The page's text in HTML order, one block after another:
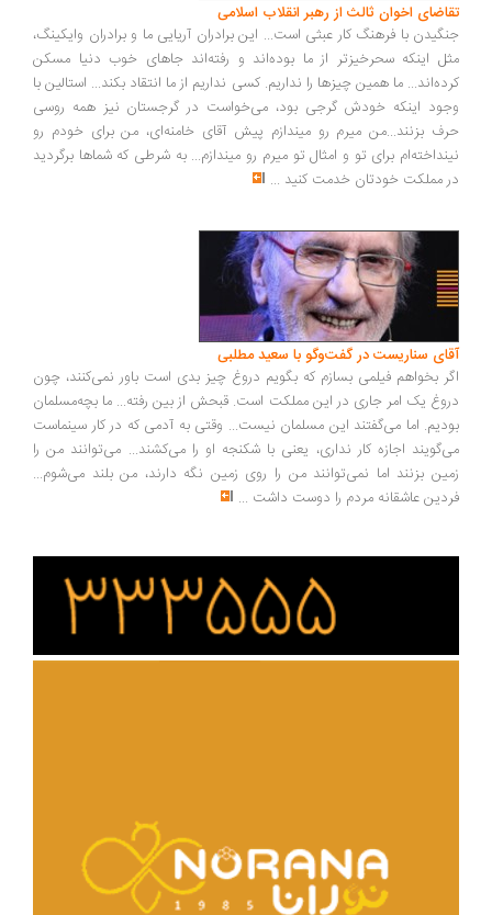
اخوان ثالث از رهبر انقلاب اسلامی
با فرهنگ کار عبثی است... این برادران آریایی ما و برادران وایکینگ،
اینکه سحرخیزتر از ما بوده‌اند و رفته‌اند جاهای خوب دنیا مسکن
ما همین چیزها را نداریم. کسی نداریم از ما انتقاد بکند... استالین با
اینکه خودش گرجی بود، می‌خواست در گرجستان نیز همه روسی
بزنند...من میرم رو میندازم پیش آقای خامنه‌ای، من برای خودم رو
برای تو و امثال تو میرم رو میندازم... به شرطی که شماها برگردید
مملکت خودتان خدمت کنید...
سناریست در گفت‌وگو با سعید مطلبی
بخواهم فیلمی بسازم که بگویم دروغ چیز بدی است باور نمی‌کنند، چون
یک امر جاری در این مملکت است. قبحش از بین رفته... ما بچه‌مسلمان
اما می‌گفتند این مسلمان نیست... وقتی به آدمی که در کار سینماست
اجازه کار نداری، یعنی با شکنجه او را می‌کشند... می‌توانند من را
بزنند اما نمی‌توانند من را روی زمین نگه دارند، من بلند می‌شوم...
عاشقانه مردم را دوست داشت ...